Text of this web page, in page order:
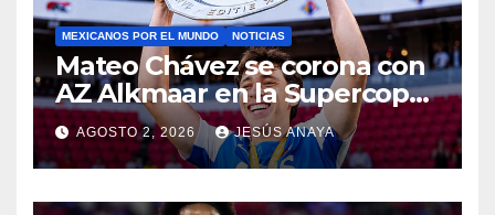
MEXICANOS POR EL MUNDO NOTICIAS
Mateo Chávez se corona con
AZ Alkmaar en la Supercopa
de Países Bajos
AGOSTO 2, 2026 JESÚS ANAYA